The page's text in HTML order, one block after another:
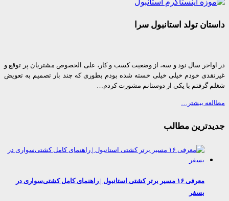
تولد استانبول سرا
سال نود و سه، از وضعیت کسب و کار، علی الخصوص مشتریان پر توقع و
خودم خیلی خیلی خسته شده بودم بطوری که چند بار تصمیم به تعویض
گرفتم با یکی از دوستانم مشورت کردم…
بیشتر…
مطالب
معرفی ۱۶ مسیر برتر کشتی استانبول | راهنمای کامل کشتی‌سواری در